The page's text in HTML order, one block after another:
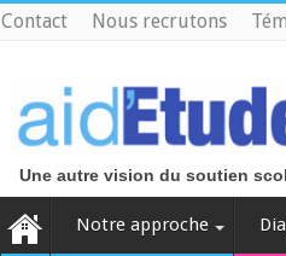
Contact Nous recrutons
Une autre vision du soutien
Notre approche